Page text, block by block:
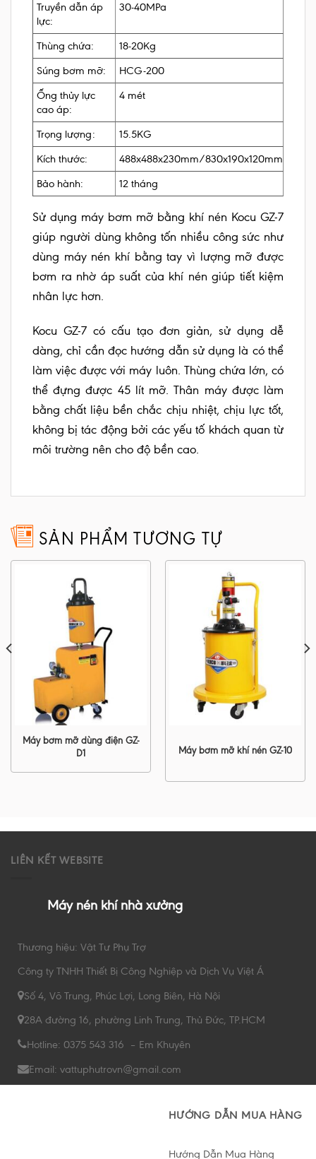
Truyền dẫn áp
lực:
30-40MPa
Thùng chứa:
18-20Kg
Súng bơm mỡ:
HCG-200
Ống thủy lực
cao áp:
4 mét
Trọng lượng:
15.5KG
Kích thước:
488x488x230mm/830x190x120mm
Bảo hành:
12 tháng
Sử dụng máy bơm mỡ bằng khí nén Kocu GZ-7
giúp người dùng không tốn nhiều công sức như
dùng máy nén khí bằng tay vì lượng mỡ được
bơm ra nhờ áp suất của khí nén giúp tiết kiệm
nhân lực hơn.
Kocu GZ-7 có cấu tạo đơn giản, sử dụng dễ
dàng, chỉ cần đọc hướng dẫn sử dụng là có thể
làm việc được với máy luôn. Thùng chứa lớn, có
thể đựng được 45 lít mỡ. Thân máy được làm
bằng chất liệu bền chắc chịu nhiệt, chịu lực tốt,
không bị tác động bởi các yếu tố khách quan từ
môi trường nên cho độ bền cao.
SẢN PHẨM TƯƠNG TỰ
Máy bơm mỡ dùng điện GZ-
D1
Máy bơm mỡ khí nén GZ-10
LIÊN KẾT WEBSITE
Máy nén khí nhà xưởng
Thương hiệu: Vật Tư Phụ Trợ
Công ty TNHH Thiết Bị Công Nghiệp và Dịch Vụ Việt Á
Số 4, Võ Trung, Phúc Lợi, Long Biên, Hà Nội
28A đường 16, phường Linh Trung, Thủ Đức, TP.HCM
Hotline: 0375 543 316 – Em Khuyên
Email: vattuphutrovn@gmail.com
HƯỚNG DẪN MUA HÀNG
Hướng Dẫn Mua Hàng